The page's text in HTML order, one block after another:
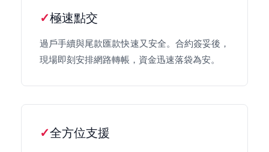
極速點交
過戶手續與尾款匯款快速又安全。合約簽妥後，
現場即刻安排網路轉帳，資金迅速落袋為安。
全方位支援